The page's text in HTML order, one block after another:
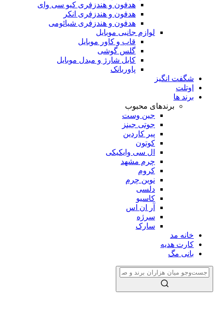
هدفون و هندزفری کیو سی وای
هدفون و هندزفری انکر
هدفون و هندزفری شیائومی
لوازم جانبی موبایل
قاب و کاور موبایل
گلس گوشی
کابل شارژ و مبدل موبایل
پاوربانک
شگفت انگیز
اوتلت
برند ها
برندهای محبوب
جین وست
جوتی جینز
پیر کاردین
کوتون
ال سی وایکیکی
چرم مشهد
کروم
نوین چرم
دلسی
کاسیو
آر ان اس
سرژه
سارک
خانه مد
کارت هدیه
بانی مگ